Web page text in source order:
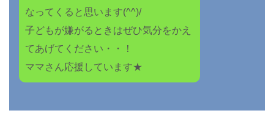
なってくると思います(^^)/
子どもが嫌がるときはぜひ気分をかえ
てあげてください・・！
ママさん応援しています★